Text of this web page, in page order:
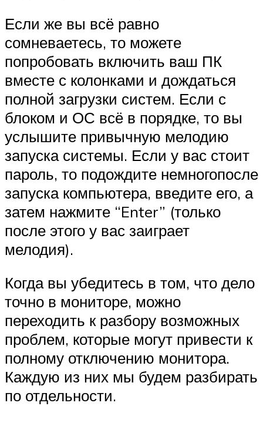
Если же вы всё равно
сомневаетесь, то можете
попробовать включить ваш ПК
вместе с колонками и дождаться
полной загрузки систем. Если с
блоком и ОС всё в порядке, то вы
услышите привычную мелодию
запуска системы. Если у вас стоит
пароль, то подождите немногопосле
запуска компьютера, введите его, а
затем нажмите “Enter” (только
после этого у вас заиграет
мелодия).
Когда вы убедитесь в том, что дело
точно в мониторе, можно
переходить к разбору возможных
проблем, которые могут привести к
полному отключению монитора.
Каждую из них мы будем разбирать
по отдельности.